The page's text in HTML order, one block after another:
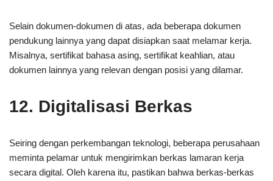
Selain dokumen-dokumen di atas, ada beberapa dokumen
pendukung lainnya yang dapat disiapkan saat melamar kerja.
Misalnya, sertifikat bahasa asing, sertifikat keahlian, atau
dokumen lainnya yang relevan dengan posisi yang dilamar.
12. Digitalisasi Berkas
Seiring dengan perkembangan teknologi, beberapa perusahaan
meminta pelamar untuk mengirimkan berkas lamaran kerja
secara digital. Oleh karena itu, pastikan bahwa berkas-berkas